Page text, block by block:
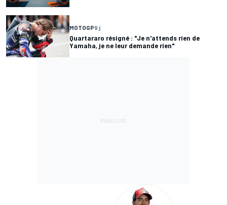
MOTOGP9 j
Quartararo résigné : "Je n'attends rien de
Yamaha, je ne leur demande rien"